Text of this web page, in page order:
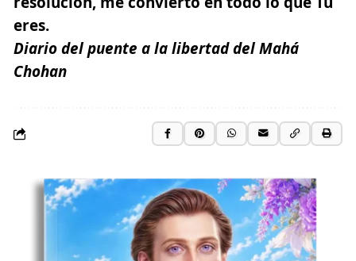
eres.
Diario del puente a la libertad del Mahá
Chohan